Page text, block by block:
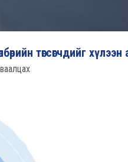
төгсөгчдийг